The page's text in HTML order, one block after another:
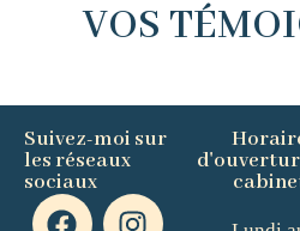
VOS
Suivez-moi sur
les réseaux
sociaux